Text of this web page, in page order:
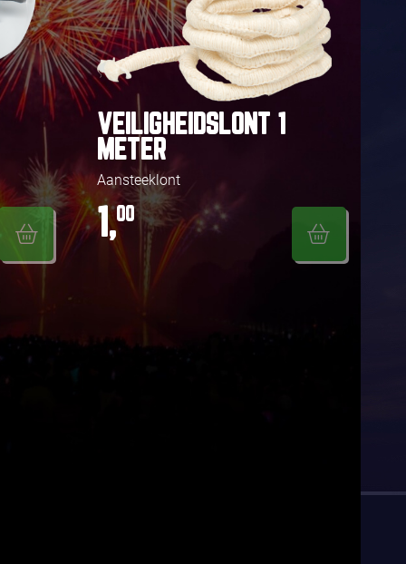
VEILIGHEIDSLONT 1
METER
Aansteeklont
1,00